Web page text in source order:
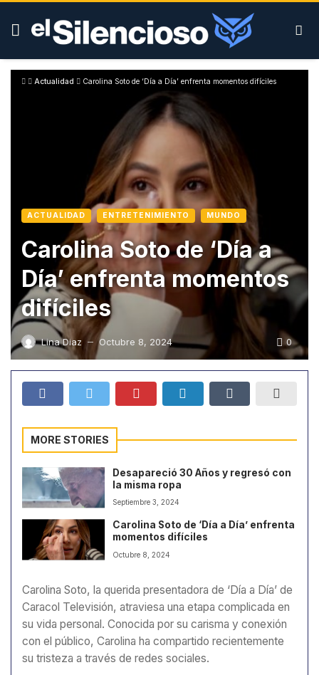
Skip
content
Actualidad Carolina Soto de ‘Día a Día’ enfrenta momentos difíciles
ACTUALIDAD ENTRETENIMIENTO MUNDO
Carolina Soto de ‘Día a
Día’ enfrenta momentos
difíciles
Lina Diaz — Octubre 8, 2024 0
MORE STORIES
Desapareció 30 Años y regresó con
la misma ropa
Septiembre 3, 2024
Carolina Soto de ‘Día a Día’ enfrenta
momentos difíciles
Octubre 8, 2024
Carolina Soto, la querida presentadora de ‘Día a Día’ de
Caracol Televisión, atraviesa una etapa complicada en
su vida personal. Conocida por su carisma y conexión
con el público, Carolina ha compartido recientemente
su tristeza a través de redes sociales.